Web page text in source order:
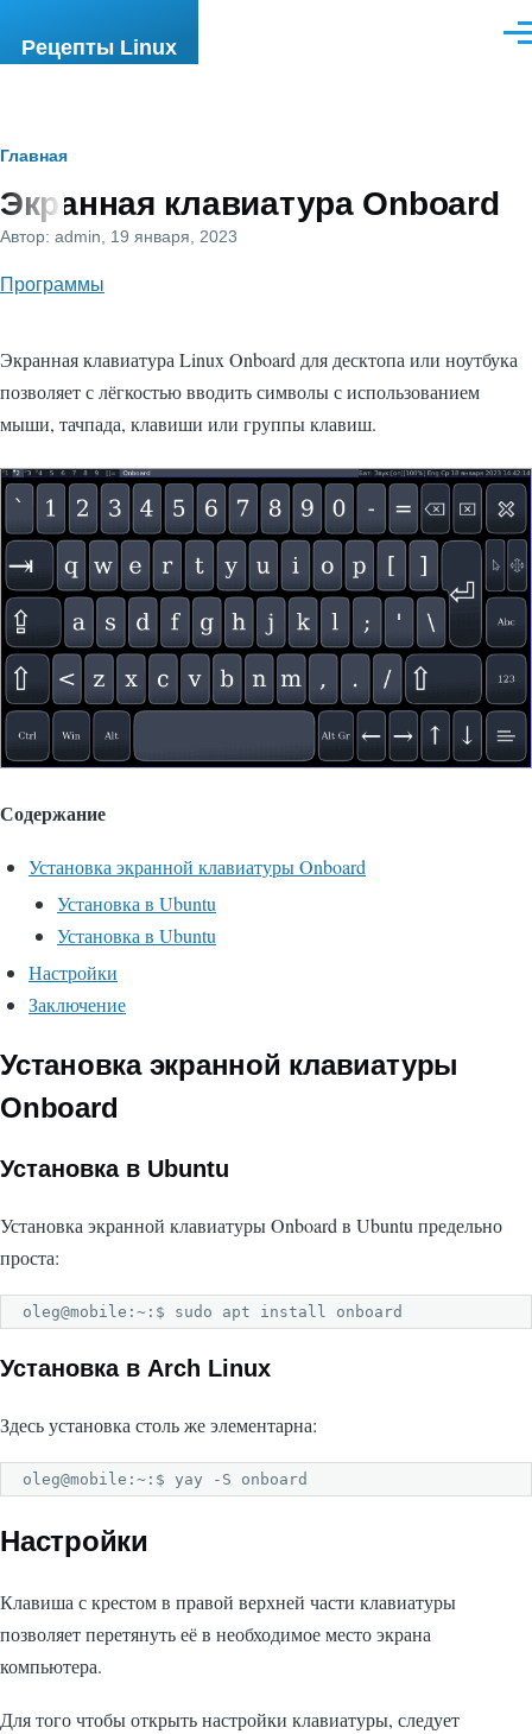
Рецепты Linux
Строка
навигации
Главная
Экранная клавиатура Onboard
Автор: admin , 19 января, 2023
Программы
Экранная клавиатура Linux Onboard для десктопа или ноутбука
позволяет с лёгкостью вводить символы с использованием
мыши, тачпада, клавиши или группы клавиш.
Содержание
Установка экранной клавиатуры Onboard
Установка в Ubuntu
Установка в Ubuntu
Настройки
Заключение
Установка экранной клавиатуры
Onboard
Установка в Ubuntu
Установка экранной клавиатуры Onboard в Ubuntu предельно
проста:
oleg@mobile:~:$ sudo apt install onboard
Установка в Arch Linux
Здесь установка столь же элементарна:
oleg@mobile:~:$ yay -S onboard
Настройки
Клавиша с крестом в правой верхней части клавиатуры
позволяет перетянуть её в необходимое место экрана
компьютера.
Для того чтобы открыть настройки клавиатуры, следует